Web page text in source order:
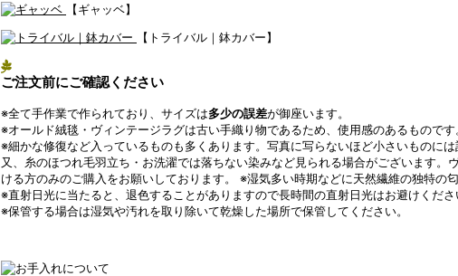
【ギャッベ】
【トライバル｜鉢カバー】
ご注文前にご確認ください
※全て手作業で作られており、サイズは多少の誤差が御座います。
※オールド絨毯・ヴィンテージラグは古い手織り物であるため、使用感のあるものです
※細かな修復など入っているものも多くあります。写真に写らないほど小さいものには
又、糸のほつれ毛羽立ち・お洗濯では落ちない染みなど見られる場合がございます。
ける方のみのご購入をお願いしております。 ※湿気多い時期などに天然繊維の独特の
※直射日光に当たると、退色することがありますので長時間の直射日光はお避けくださ
※保管する場合は湿気や汚れを取り除いて乾燥した場所で保管してください。